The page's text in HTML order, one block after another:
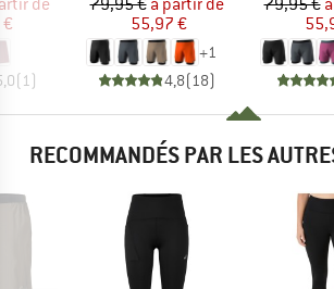
(1 )
55,97 €
+1
4,8(18)
RECOMMANDÉS PAR LES